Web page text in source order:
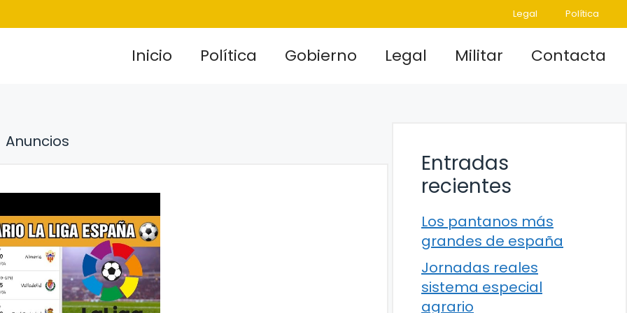
Legal Política
Inicio Política Gobierno Legal Militar Contacta
Anuncios
Entradas
recientes
Los pantanos más
grandes de españa
Jornadas reales
sistema especial
agrario